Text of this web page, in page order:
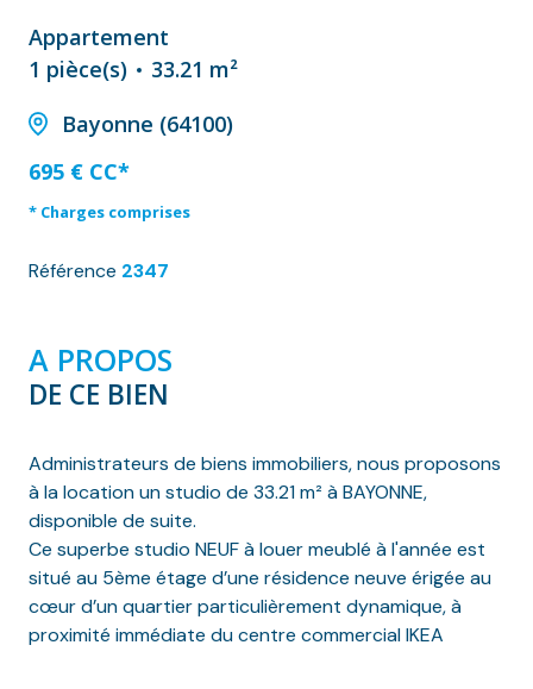
Appartement
1 pièce(s)
33.21 m²
Bayonne (64100)
695 € CC*
* Charges comprises
Référence 2347
A PROPOS
DE CE BIEN
Administrateurs de biens immobiliers, nous proposons
à la location un studio de 33.21 m² à BAYONNE,
disponible de suite.
Ce superbe studio NEUF à louer meublé à l'année est
situé au 5ème étage d’une résidence neuve érigée au
cœur d’un quartier particulièrement dynamique, à
proximité immédiate du centre commercial IKEA